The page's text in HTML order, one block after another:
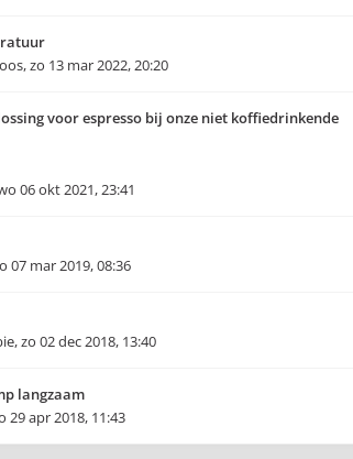
,zo 13 mar 2022, 20:20
voor espresso bij onze niet koffiedrinkende
06 okt 2021, 23:41
07 mar 2019, 08:36
,zo 02 dec 2018, 13:40
langzaam
29 apr 2018, 11:43